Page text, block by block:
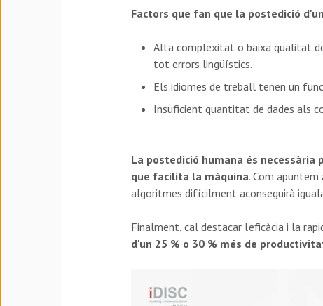
Factors que fan que la postedició
Alta complexitat o baixa qualitat
tot errors lingüístics.
Els idiomes de treball tenen un
Insuficient quantitat de dades als
La postedició humana és
que facilita la màquina. Com
algoritmes difícilment aconseguirà
Finalment, cal destacar l'eficàcia i la
d'un 25 % o 30 % més de